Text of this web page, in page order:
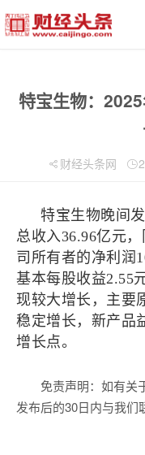
特宝生物：
财经头条网
特宝生物晚间
总收入36.96亿元
司所有者的净利润
基本每股收益2.55
现较大增长，主要
稳定增长，新产品
增长点。
免责声明：如有关
发布后的30日内与我们